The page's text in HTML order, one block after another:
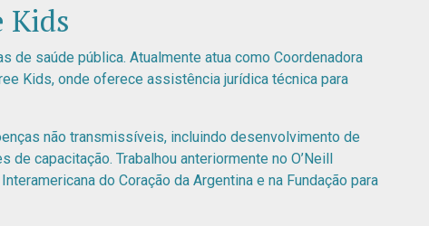
Kids
de saúde pública. Atualmente atua como Coordenadora
Kids, onde oferece assistência jurídica técnica para
não transmissíveis, incluindo desenvolvimento de
capacitação. Trabalhou anteriormente no O’Neill
do Coração da Argentina e na Fundação para